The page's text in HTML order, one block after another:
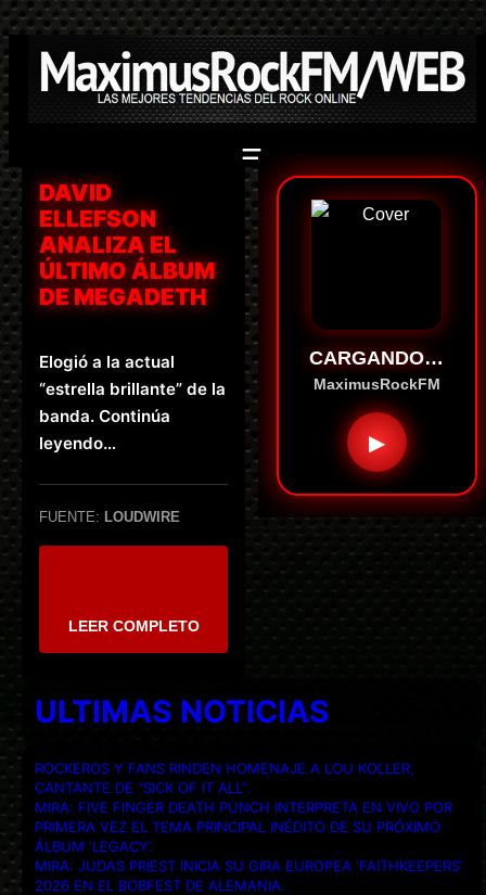
Saltar
al
contenido
DAVID
ELLEFSON
ANALIZA EL
ÚLTIMO ÁLBUM
DE MEGADETH
Elogió a la actual
“estrella brillante” de la
banda. Continúa
leyendo…
FUENTE: LOUDWIRE
LEER COMPLETO
CARGANDO…
MaximusRockFM
▶
ULTIMAS NOTICIAS
ROCKEROS Y FANS RINDEN HOMENAJE A LOU KOLLER,
CANTANTE DE “SICK OF IT ALL”.
MIRA: FIVE FINGER DEATH PUNCH INTERPRETA EN VIVO POR
PRIMERA VEZ EL TEMA PRINCIPAL INÉDITO DE SU PRÓXIMO
ÁLBUM ‘LEGACY’.
MIRA: JUDAS PRIEST INICIA SU GIRA EUROPEA ‘FAITHKEEPERS’
2026 EN EL BOBFEST DE ALEMANIA.